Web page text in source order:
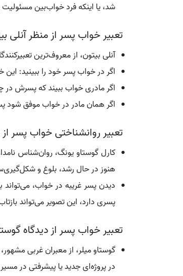
شد، یا اینکه فرد خواب‌بین
تعبیر خواب پسر از منظر آنلی
آنلی بیتون، از معروف‌ترین
اگر در خواب پسر خود را ببینید:
اگر مادری خواب ببیند که پسرش در
اگر همان مادر در خواب موفق شود
تعبیر روانشناختی خواب پسر
کارل گوستاو یونگ، روان‌شناس
هنوز در حال رشد، بلوغ و
دیدن پسر غریبه در خواب،
پسری دارد، این تصویر می‌تواند
تعبیر خواب پسر از دیدگاه
گوستاو میلر، از معبران غربی
در پروژه‌ای جدید یا پیشرفتی در